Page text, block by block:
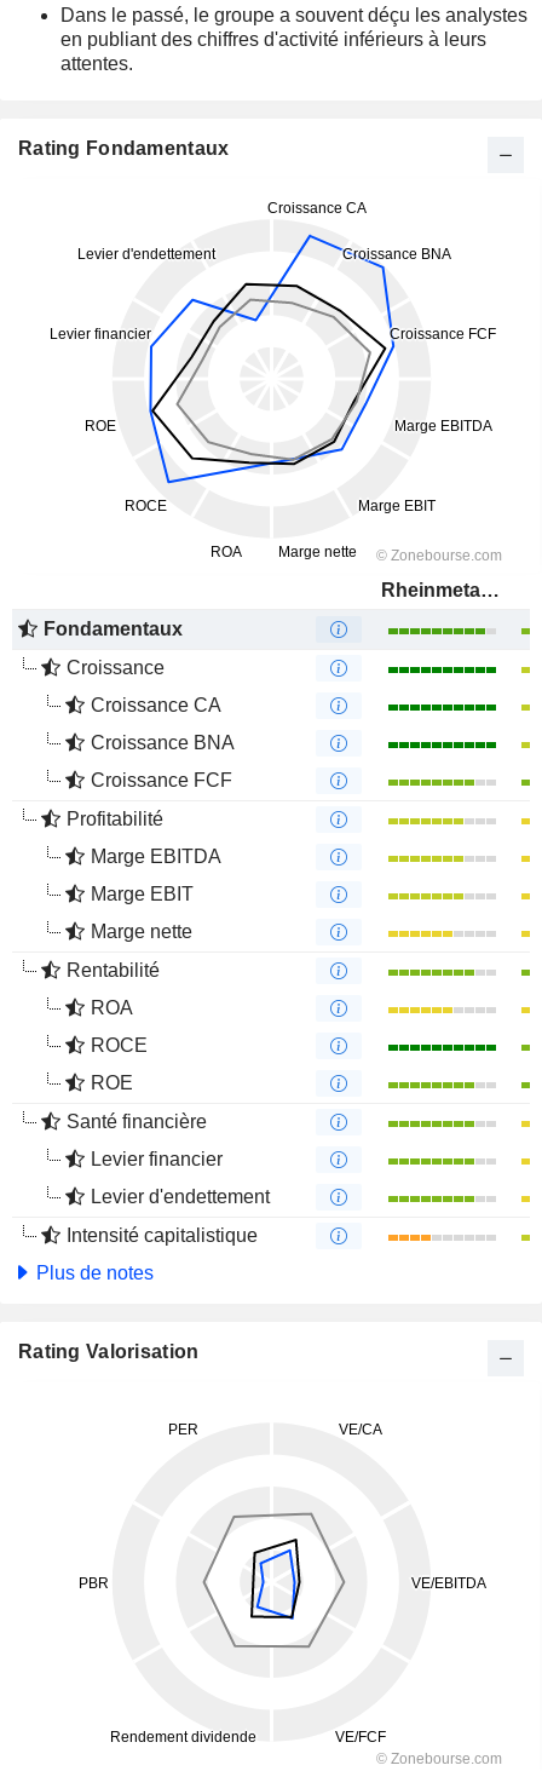
Dans le passé, le groupe a souvent déçu les analystes
en publiant des chiffres d'activité inférieurs à leurs
attentes.
Rating Fondamentaux
Rheinmetall AG
Fondamentaux
Croissance
Croissance CA
Croissance BNA
Croissance FCF
Profitabilité
Marge EBITDA
Marge EBIT
Marge nette
Rentabilité
ROA
ROCE
ROE
Santé financière
Levier financier
Levier d'endettement
Intensité capitalistique
Plus de notes
Rating Valorisation